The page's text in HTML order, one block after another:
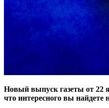
Новый выпуск газеты от 22
что интересного вы найдете